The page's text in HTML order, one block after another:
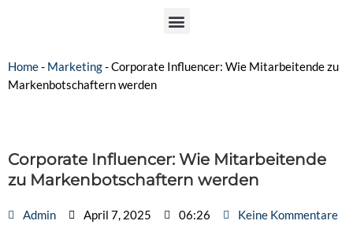
Home- Marketing-Corporate Influencer: Wie Mitarbeitende zu
Markenbotschaftern werden
Corporate Influencer: Wie Mitarbeitende
zu Markenbotschaftern werden
Admin April 7, 2025 06:26 Keine Kommentare